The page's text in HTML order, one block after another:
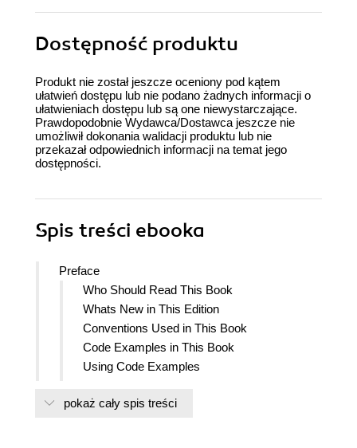
Dostępność produktu
Produkt nie został jeszcze oceniony pod kątem
ułatwień dostępu lub nie podano żadnych informacji o
ułatwieniach dostępu lub są one niewystarczające.
Prawdopodobnie Wydawca/Dostawca jeszcze nie
umożliwił dokonania walidacji produktu lub nie
przekazał odpowiednich informacji na temat jego
dostępności.
Spis treści ebooka
Preface
Who Should Read This Book
Whats New in This Edition
Conventions Used in This Book
Code Examples in This Book
Using Code Examples
How to Contact Us
pokaż cały spis treści